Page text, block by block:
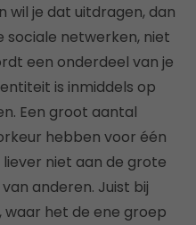
wil je dat uitdragen, dan
sociale netwerken, niet
een onderdeel van je
is inmiddels op
Een groot aantal
hebben voor één
niet aan de grote
anderen. Juist bij
waar het de ene groep